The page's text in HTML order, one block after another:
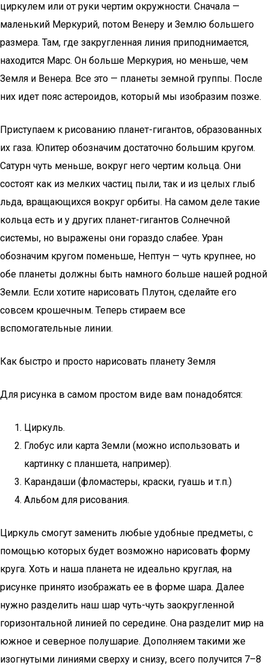
циркулем или от руки чертим окружности. Сначала —
маленький Меркурий, потом Венеру и Землю большего
размера. Там, где закругленная линия приподнимается,
находится Марс. Он больше Меркурия, но меньше, чем
Земля и Венера. Все это — планеты земной группы. После
них идет пояс астероидов, который мы изобразим позже.
Приступаем к рисованию планет-гигантов, образованных
их газа. Юпитер обозначим достаточно большим кругом.
Сатурн чуть меньше, вокруг него чертим кольца. Они
состоят как из мелких частиц пыли, так и из целых глыб
льда, вращающихся вокруг орбиты. На самом деле такие
кольца есть и у других планет-гигантов Солнечной
системы, но выражены они гораздо слабее. Уран
обозначим кругом поменьше, Нептун — чуть крупнее, но
обе планеты должны быть намного больше нашей родной
Земли. Если хотите нарисовать Плутон, сделайте его
совсем крошечным. Теперь стираем все
вспомогательные линии.
Как быстро и просто нарисовать планету Земля
Для рисунка в самом простом виде вам понадобятся:
Циркуль.
Глобус или карта Земли (можно использовать и
картинку с планшета, например).
Карандаши (фломастеры, краски, гуашь и т.п.)
Альбом для рисования.
Циркуль смогут заменить любые удобные предметы, с
помощью которых будет возможно нарисовать форму
круга. Хоть и наша планета не идеально круглая, на
рисунке принято изображать ее в форме шара. Далее
нужно разделить наш шар чуть-чуть заокругленной
горизонтальной линией по середине. Она разделит мир на
южное и северное полушарие. Дополняем такими же
изогнутыми линиями сверху и снизу, всего получится 7–8